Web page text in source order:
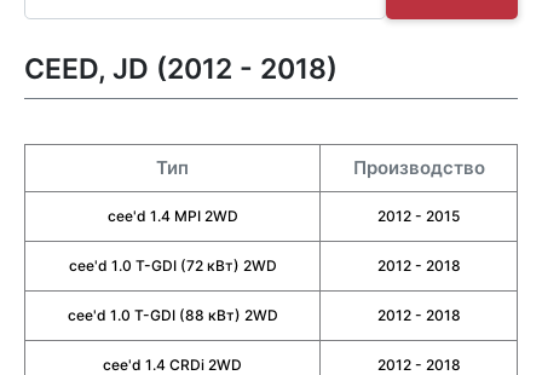
CEED, JD (2012 - 2018)
Тип Производство
cee'd 1.4 MPI 2WD 2012 - 2015
cee'd 1.0 T-GDI (72 кВт) 2WD 2012 - 2018
cee'd 1.0 T-GDI (88 кВт) 2WD 2012 - 2018
cee'd 1.4 CRDi 2WD 2012 - 2018